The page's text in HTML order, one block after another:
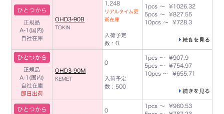
ひとつから
正規品
A-1(国内)
自社在庫
OHD3-90B
TOKIN
1,248
リアルタイム更
新在庫
入荷予定
数 : 0
1pcs ～ ¥1026.32
5pcs ～ ¥827.55
10pcs ～ ¥728.3
続きを見る
ひとつから
正規品
A-1(国内)
自社在庫
即日出荷
OHD3-90M
KEMET
0
入荷予定
数 : 500
1pcs ～ ¥907.9
5pcs ～ ¥754.97
10pcs ～ ¥655.71
続きを見る
ひとつから 0
1pcs ～ ¥960.53